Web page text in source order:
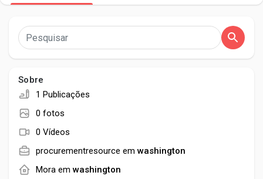
Publicações populares
Discover Posts
Sobre
1 Publicações
0 fotos
0 Vídeos
procurementresource em washington
Mora em washington